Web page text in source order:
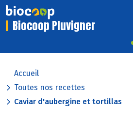
Biocoop Pluvigner
Accueil
Toutes nos recettes
Caviar d'aubergine et tortillas